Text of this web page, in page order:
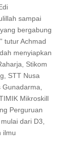
sampai
bergabung
tutur Achmad
menyiapkan
Stikom
STT Nusa
Mikroskill
Perguruan
dari D3,
ilmu